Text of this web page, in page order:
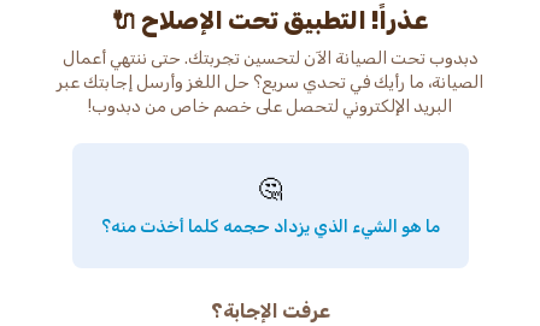
عذراً! التطبيق تحت الإصلاح 🔌
دبدوب تحت الصيانة الآن لتحسين تجربتك. حتى ننتهي أعمال
الصيانة، ما رأيك في تحدي سريع؟ حل اللغز وأرسل إجابتك عبر
البريد الإلكتروني لتحصل على خصم خاص من دبدوب!
🤔
ما هو الشيء الذي يزداد حجمه كلما أخذت منه؟
عرفت الإجابة؟